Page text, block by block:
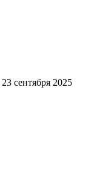
23 сентября 2025